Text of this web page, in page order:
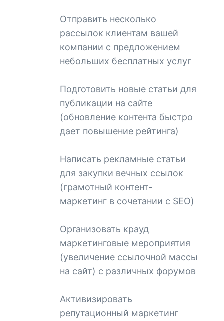
Отправить несколько
рассылок клиентам вашей
компании с предложением
небольших бесплатных услуг
Подготовить новые статьи для
публикации на сайте
(обновление контента быстро
дает повышение рейтинга)
Написать рекламные статьи
для закупки вечных ссылок
(грамотный контент-
маркетинг в сочетании с SEO)
Организовать крауд
маркетинговые мероприятия
(увеличение ссылочной массы
на сайт) с различных форумов
Активизировать
репутационный маркетинг